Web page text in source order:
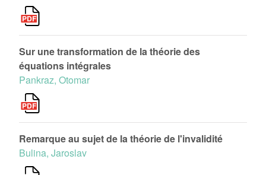
Sur une transformation de la théorie des
équations intégrales
Pankraz, Otomar
Remarque au sujet de la théorie de l'invalidité
Bulina, Jaroslav